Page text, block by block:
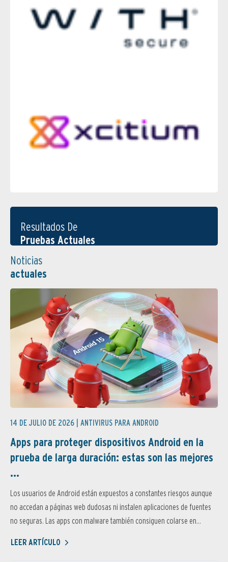
Resultados De
Pruebas Actuales
Noticias
actuales
14 DE JULIO DE 2026 | ANTIVIRUS PARA ANDROID
Apps para proteger dispositivos Android en la
prueba de larga duración: estas son las mejores
...
Los usuarios de Android están expuestos a constantes riesgos aunque
no accedan a páginas web dudosas ni instalen aplicaciones de fuentes
no seguras. Las apps con malware también consiguen colarse en...
LEER ARTÍCULO